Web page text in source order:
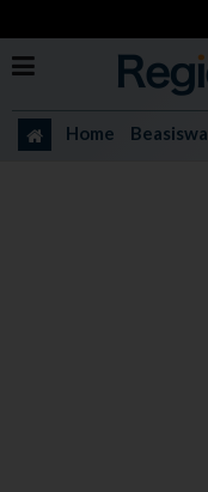
Home Beasiswa